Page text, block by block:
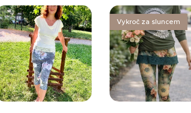
Vykroč za sluncem